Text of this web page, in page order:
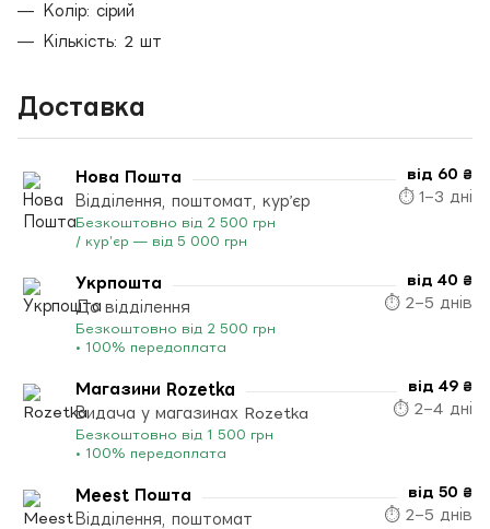
Колір: сірий
Кількість: 2 шт
Доставка
Нова Пошта
Відділення, поштомат, кур’єр
Безкоштовно від 2 500 грн
/ кур’єр — від 5 000 грн
від 60 ₴
⏱ 1–3 дні
Укрпошта
До відділення
Безкоштовно від 2 500 грн
• 100% передоплата
від 40 ₴
⏱ 2–5 днів
Магазини Rozetka
Видача у магазинах Rozetka
Безкоштовно від 1 500 грн
• 100% передоплата
від 49 ₴
⏱ 2–4 дні
Meest Пошта
Відділення, поштомат
від 50 ₴
⏱ 2–5 днів